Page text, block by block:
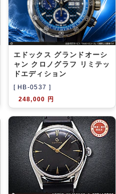
エドックス グランドオーシ
ャン クロノグラフ リミテッ
ドエディション
[ HB-0537 ]
248,000 円